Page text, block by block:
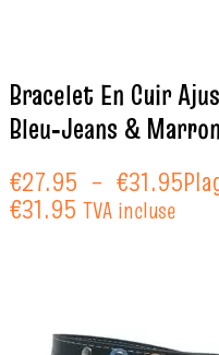
Bracelet En Cuir
Bleu‑Jeans &
€27.95 – €31.95
€31.95 TVA incluse